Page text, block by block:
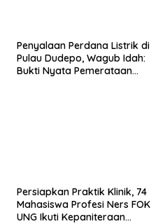
Penyalaan Perdana Listrik di
Pulau Dudepo, Wagub Idah:
Bukti Nyata Pemerataan
Persiapkan Praktik Klinik, 74
Mahasiswa Profesi Ners FOK
UNG Ikuti Kepaniteraan